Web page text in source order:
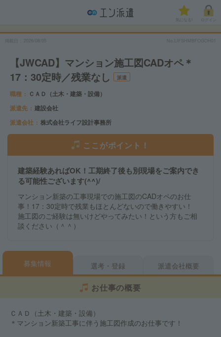
気になる!
2026/08/05 No.LIFSHMBFOGOH01
【JWCAD】マンション施工図CADオペ＊
17：30定時／残業なし
派遣
職種
ＣＡＤ（土木・建築・設備）
派遣先
建設会社
派遣会社
株式会社ライフ設計事務所
ここがポイント！
建築経験あればOK！工期終了後も別現場をご案内でき
る可能性ございます(^^)/
マンション新築の工事現場での施工図のCADオペのお仕
事！17：30定時で残業もほとんどないので働きやすい！
施工図のご経験は無いけどやってみたい！という方もご相
談ください（＾＾）
募集情報 選考・登録 派遣会社概要
お仕事の概要
ＣＡＤ（土木・建築・設備）
＊マンション新築工事に伴う施工図作成のお仕事です！